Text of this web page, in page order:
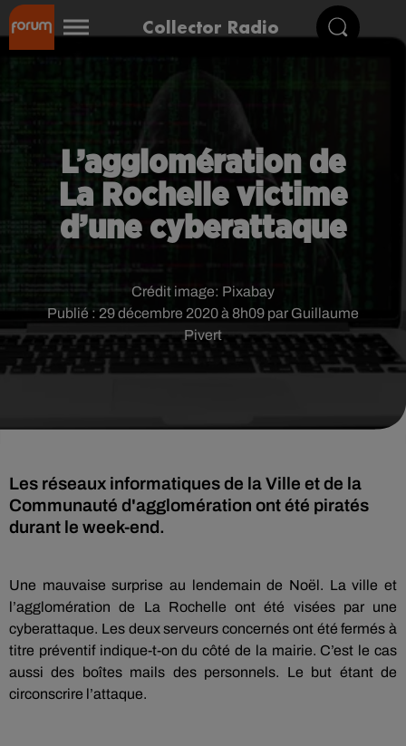
Collector Radio
L’agglomération de
La Rochelle victime
d’une cyberattaque
Publié : 29 décembre 2020 à 8h09 par Guillaume
Pivert
Crédit image: Pixabay
Les réseaux informatiques de la Ville et de la
Communauté d'agglomération ont été piratés
durant le week-end.
Une mauvaise surprise au lendemain de Noël. La ville et
l’agglomération de La Rochelle ont été visées par une
cyberattaque. Les deux serveurs concernés ont été fermés à
titre préventif indique-t-on du côté de la mairie. C’est le cas
aussi des boîtes mails des personnels. Le but étant de
circonscrire l’attaque.